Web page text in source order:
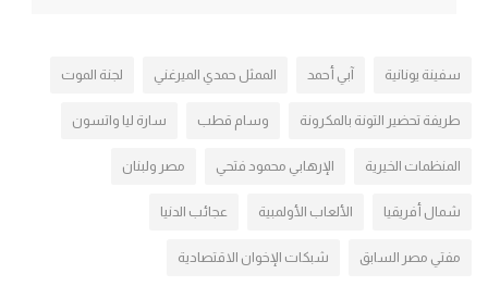
سفينة يونانية آبي أحمد الممثل حمدي الميرغني لجنة الموت
طريفة تحضير التونة بالمكرونة وسام قطب سارة ليا واتسون
المنظمات الخيرية الإرهابي محمود فتحي مصر ولبنان
شمال أفريقيا الألعاب الأولمبية عجائب الدنيا
مفتي مصر السابق شبكات الإخوان الاقتصادية